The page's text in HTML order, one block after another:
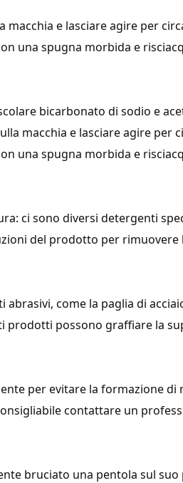
e lasciare agire per
una spugna morbida e
bicarbonato di sodio e
macchia e lasciare agire per
una spugna morbida e
ci sono diversi detergenti
del prodotto per rimuovere
come la paglia di
prodotti possono graffiare la
per evitare la formazione di
contattare un
bruciato una pentola sul suo